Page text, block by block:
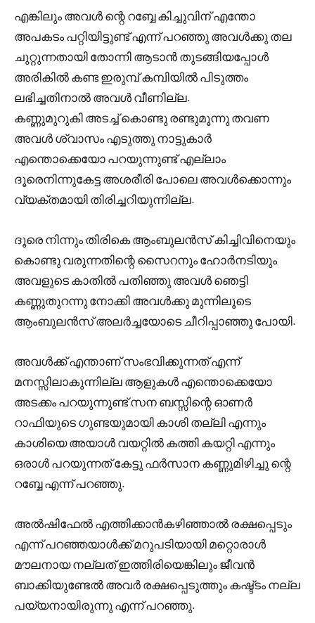
എങ്കിലും അവൾ ന്റെ റബ്ബേ കിച്ചുവിന് എന്തോ
അപകടം പറ്റിയിട്ടുണ്ട് എന്ന് പറഞ്ഞു അവൾക്കു തല
ചുറ്റുന്നതായി തോന്നി ആടാൻ തുടങ്ങിയപ്പോൾ
അരികിൽ കണ്ട ഇരുമ്പ് കമ്പിയിൽ പിടുത്തം
ലഭിച്ചതിനാൽ അവൾ വീണില്ല.
കണ്ണുമുറുകി അടച്ച് കൊണ്ടു രണ്ടുമൂന്നു തവണ
അവൾ ശ്വാസം എടുത്തു നാട്ടുകാർ
എന്തൊക്കെയോ പറയുന്നുണ്ട് എല്ലാം
ദൂരെനിന്നുകേട്ട അശരീരി പോലെ അവൾക്കൊന്നും
വ്യക്തമായി തിരിച്ചറിയുന്നില്ല.
ദൂരെ നിന്നും തിരികെ ആംബുലൻസ് കിച്ചിവിനെയും
കൊണ്ടു വരുന്നതിന്റെ സൈറനും ഹോർനടിയും
അവളുടെ കാതിൽ പതിഞ്ഞു അവൾ ഞെട്ടി
കണ്ണുതുറന്നു നോക്കി അവൾക്കു മുന്നിലൂടെ
ആംബുലൻസ് അലർച്ചയോടെ ചീറിപ്പാഞ്ഞു പോയി.
അവൾക്ക് എന്താണ് സംഭവിക്കുന്നത് എന്ന്
മനസ്സിലാകുന്നില്ല ആളുകൾ എന്തൊക്കെയോ
അടക്കം പറയുന്നുണ്ട് സന ബസ്സിന്റെ ഓണർ
റാഫിയുടെ ഗുണ്ടയുമായി കാശി തല്ലി എന്നും
കാശിയെ അയാൾ വയറ്റിൽ കത്തി കയറ്റി എന്നും
ഒരാൾ പറയുന്നത് കേട്ടു ഫർസാന കണ്ണുമിഴിച്ചു ന്റെ
റബ്ബേ എന്ന് പറഞ്ഞു.
അൽഷിഫേൽ എത്തിക്കാൻകഴിഞ്ഞാൽ രക്ഷപ്പെടും
എന്ന് പറഞ്ഞയാൾക്ക് മറുപടിയായി മറ്റൊരാൾ
മൗലനായ നല്ലത് ഇത്തിരിയെങ്കിലും ജീവൻ
ബാക്കിയുണ്ടേൽ അവർ രക്ഷപ്പെടുത്തും കഷ്ട്ടം നല്ല
പയ്യനായിരുന്നു എന്ന് പറഞ്ഞു.